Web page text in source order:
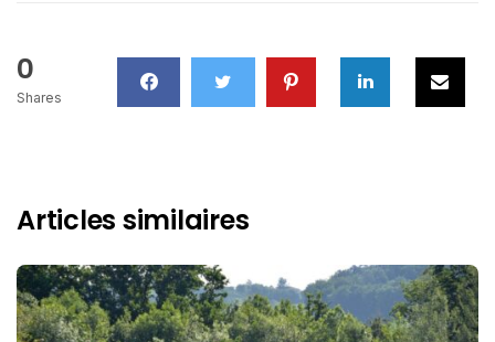
0
Shares
Articles similaires